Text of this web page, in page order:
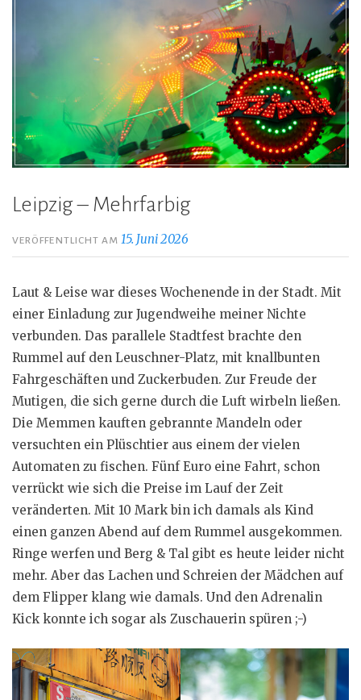
Leipzig – Mehrfarbig
VERÖFFENTLICHT AM15. Juni 2026
Laut & Leise war dieses Wochenende in der Stadt. Mit
einer Einladung zur Jugendweihe meiner Nichte
verbunden. Das parallele Stadtfest brachte den
Rummel auf den Leuschner-Platz, mit knallbunten
Fahrgeschäften und Zuckerbuden. Zur Freude der
Mutigen, die sich gerne durch die Luft wirbeln ließen.
Die Memmen kauften gebrannte Mandeln oder
versuchten ein Plüschtier aus einem der vielen
Automaten zu fischen. Fünf Euro eine Fahrt, schon
verrückt wie sich die Preise im Lauf der Zeit
veränderten. Mit 10 Mark bin ich damals als Kind
einen ganzen Abend auf dem Rummel ausgekommen.
Ringe werfen und Berg & Tal gibt es heute leider nicht
mehr. Aber das Lachen und Schreien der Mädchen auf
dem Flipper klang wie damals. Und den Adrenalin
Kick konnte ich sogar als Zuschauerin spüren ;-)